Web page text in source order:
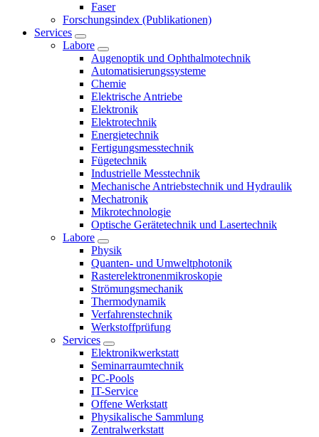
Faser
Forschungsindex (Publikationen)
Services
Labore
Augenoptik und Ophthalmotechnik
Automatisierungssysteme
Chemie
Elektrische Antriebe
Elektronik
Elektrotechnik
Energietechnik
Fertigungsmesstechnik
Fügetechnik
Industrielle Messtechnik
Mechanische Antriebstechnik und Hydraulik
Mechatronik
Mikrotechnologie
Optische Gerätetechnik und Lasertechnik
Labore
Physik
Quanten- und Umweltphotonik
Rasterelektronenmikroskopie
Strömungsmechanik
Thermodynamik
Verfahrenstechnik
Werkstoffprüfung
Services
Elektronikwerkstatt
Seminarraumtechnik
PC-Pools
IT-Service
Offene Werkstatt
Physikalische Sammlung
Zentralwerkstatt